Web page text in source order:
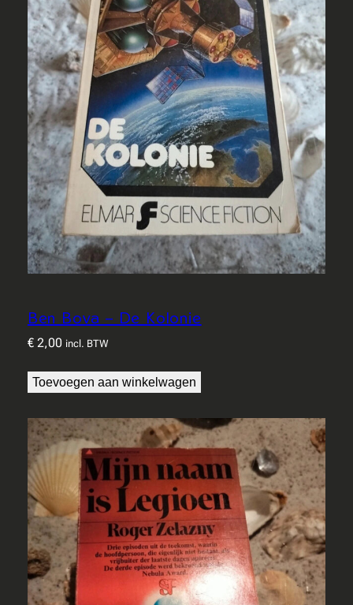
Ben Bova – De Kolonie
€2,00 incl. BTW
Toevoegen aan winkelwagen